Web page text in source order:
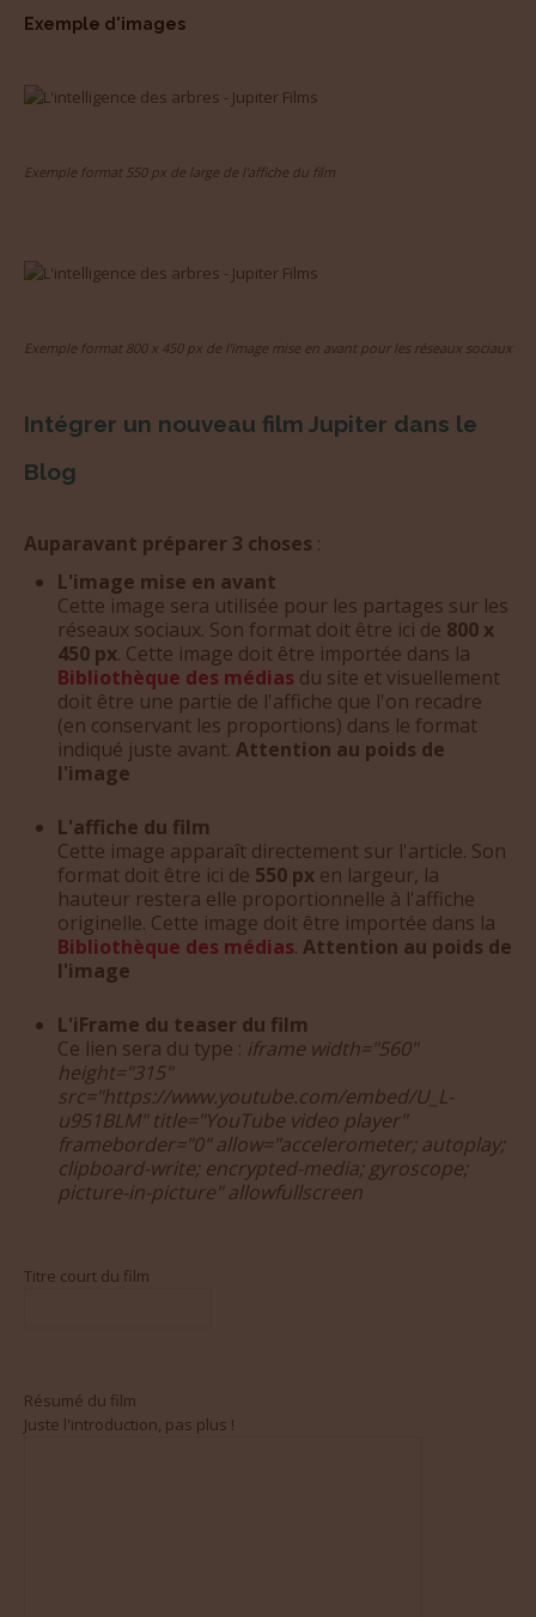
Exemple d'images
Exemple format 550 px de large de l'affiche du film
Exemple format 800 x 450 px de l'image mise en avant pour les réseaux sociaux
Intégrer un nouveau film Jupiter dans le
Blog
Auparavant préparer 3 choses :
L'image mise en avant
Cette image sera utilisée pour les partages sur les
réseaux sociaux. Son format doit être ici de 800 x
450 px. Cette image doit être importée dans la
Bibliothèque des médias du site et visuellement
doit être une partie de l'affiche que l'on recadre
(en conservant les proportions) dans le format
indiqué juste avant. Attention au poids de
l'image
L'affiche du film
Cette image apparaît directement sur l'article. Son
format doit être ici de 550 pxen largeur, la
hauteur restera elle proportionnelle à l'affiche
originelle. Cette image doit être importée dans la
Bibliothèque des médias. Attention au poids de
l'image
L'iFrame du teaser du film
Ce lien sera du type : iframe width="560"
height="315"
src="https://www.youtube.com/embed/U_L-
u951BLM" title="YouTube video player"
frameborder="0" allow="accelerometer; autoplay;
clipboard-write; encrypted-media; gyroscope;
picture-in-picture" allowfullscreen
Titre court du film
Résumé du film
Juste l'introduction, pas plus !